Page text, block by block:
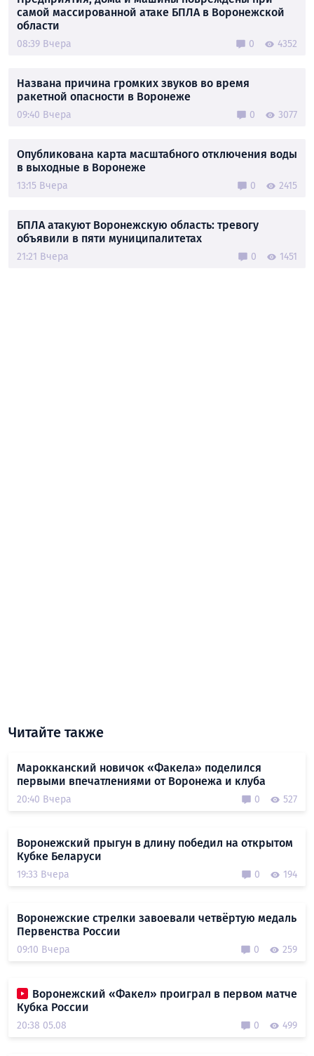
самой массированной атаке БПЛА в Воронежской
области
08:39 Вчера 0 4352
Названа причина громких звуков во время
ракетной опасности в Воронеже
09:40 Вчера 0 3077
Опубликована карта масштабного отключения воды
в выходные в Воронеже
13:15 Вчера 0 2415
БПЛА атакуют Воронежскую область: тревогу
объявили в пяти муниципалитетах
21:21 Вчера 0 1451
Читайте также
Марокканский новичок «Факела» поделился
первыми впечатлениями от Воронежа и клуба
20:40 Вчера 0 527
Воронежский прыгун в длину победил на открытом
Кубке Беларуси
19:33 Вчера 0 194
Воронежские стрелки завоевали четвёртую медаль
Первенства России
09:10 Вчера 0 259
Воронежский «Факел» проиграл в первом матче
Кубка России
20:38 05.08 0 499